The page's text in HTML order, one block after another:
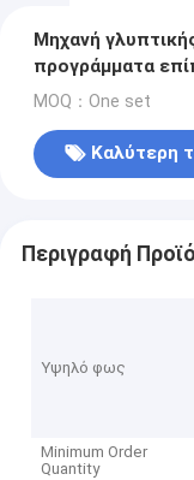
Μηχανή
προγράμματα
MOQ：One set
Καλύτερη
Περιγραφή
Υψηλό φως
Minimum Order
Quantity